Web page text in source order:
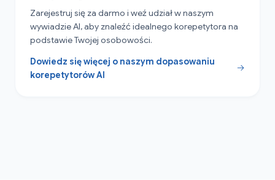
Zarejestruj się za darmo i weź udział w naszym
wywiadzie AI, aby znaleźć idealnego korepetytora na
podstawie Twojej osobowości.
Dowiedz się więcej o naszym dopasowaniu
korepetytorów AI